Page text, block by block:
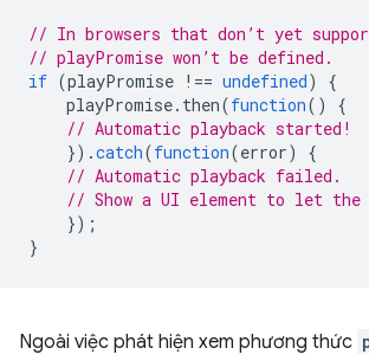
// In browsers that don’t yet
// playPromise won’t be defined.
if (playPromise !== undefined)
{
playPromise. then(function()
{
// Automatic playback started!
}).catch(function(error)
{
// Automatic playback failed.
// Show a UI element to let
});
}
Ngoài việc phát hiện xem phương thức